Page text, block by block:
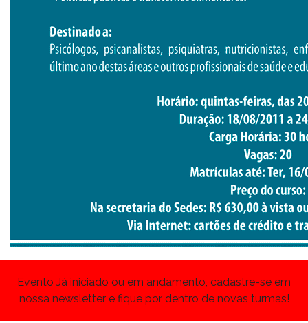
Evento Já iniciado ou em andamento, cadastre-se em
nossa newsletter e fique por dentro de novas turmas!